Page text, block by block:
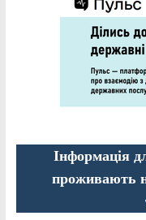
Інформація
проживають